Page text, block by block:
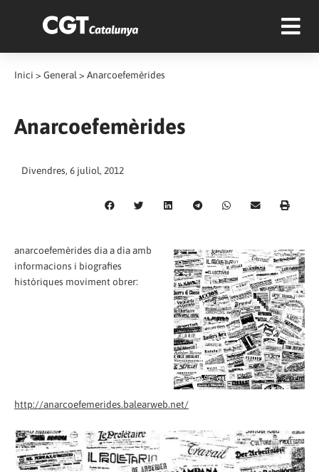
Inici > General > Anarcoefemèrides
Anarcoefemèrides
Divendres, 6 juliol, 2012
anarcoefemèrides dia a dia amb
informacions i biografies
històriques moviment obrer:
http://anarcoefemerides.balearweb.net/